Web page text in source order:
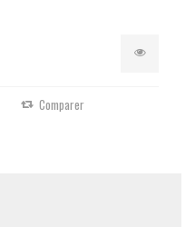
Comparer